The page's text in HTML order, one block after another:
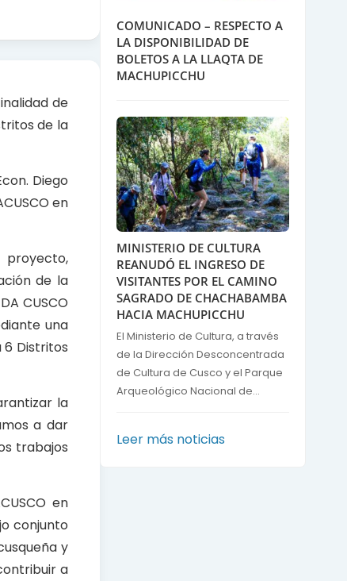
de
de la
Diego
en
de la
CUSCO
una
Distritos
la
a dar
trabajos
en
conjunto
y
a
COMUNICADO – RESPECTO A
LA DISPONIBILIDAD DE
BOLETOS A LA LLAQTA DE
MACHUPICCHU
MINISTERIO DE CULTURA
REANUDÓ EL INGRESO DE
VISITANTES POR EL CAMINO
SAGRADO DE CHACHABAMBA
HACIA MACHUPICCHU
El Ministerio de Cultura, a través
de la Dirección Desconcentrada
de Cultura de Cusco y el Parque
Arqueológico Nacional de...
Leer más noticias